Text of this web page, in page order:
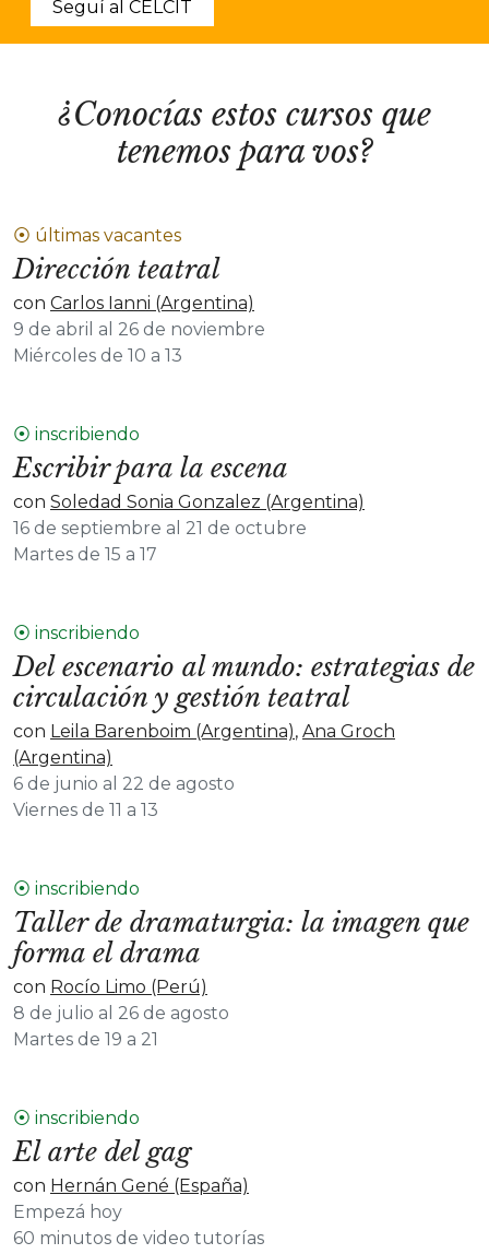
Seguí al CELCIT
¿Conocías estos cursos que
tenemos para vos?
⦿ últimas vacantes
Dirección teatral
con Carlos Ianni (Argentina)
9 de abril al 26 de noviembre
Miércoles de 10 a 13
⦿ inscribiendo
Escribir para la escena
con Soledad Sonia Gonzalez (Argentina)
16 de septiembre al 21 de octubre
Martes de 15 a 17
⦿ inscribiendo
Del escenario al mundo: estrategias de
circulación y gestión teatral
con Leila Barenboim (Argentina), Ana Groch
(Argentina)
6 de junio al 22 de agosto
Viernes de 11 a 13
⦿ inscribiendo
Taller de dramaturgia: la imagen que
forma el drama
con Rocío Limo (Perú)
8 de julio al 26 de agosto
Martes de 19 a 21
⦿ inscribiendo
El arte del gag
con Hernán Gené (España)
Empezá hoy
60 minutos de video tutorías